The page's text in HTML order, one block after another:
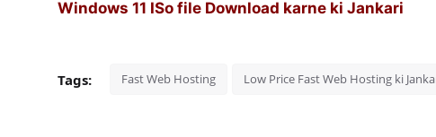
Windows 11 ISo file Download karne ki Jankari
Tags: Fast Web Hosting Low Price Fast Web Hosting ki